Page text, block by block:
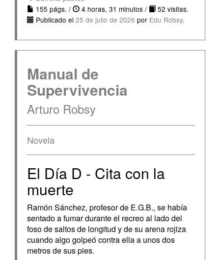
155 págs. /
4 horas, 31 minutos /
52 visitas.
Publicado el 25 de julio de 2026 por Edu Robsy.
Manual de
Supervivencia
Arturo Robsy
Novela
El Día D - Cita con la
muerte
Ramón Sánchez, profesor de E.G.B., se había
sentado a fumar durante el recreo al lado del
foso de saltos de longitud y de su arena rojiza
cuando algo golpeó contra ella a unos dos
metros de sus pies.